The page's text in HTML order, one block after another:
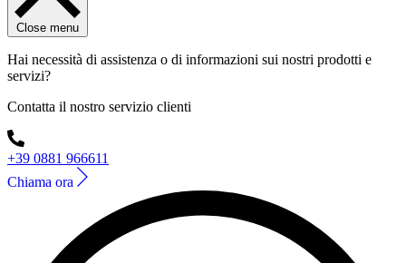
Close menu
Hai necessità di assistenza o di informazioni sui nostri prodotti e
servizi?
Contatta il nostro servizio clienti
+39 0881 966611
Chiama ora